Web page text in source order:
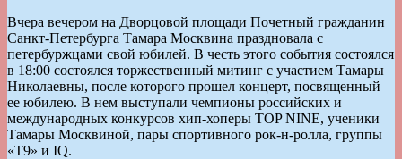
Вчера вечером на Дворцовой площади Почетный гражданин
Санкт-Петербурга Тамара Москвина праздновала с
петербуржцами свой юбилей. В честь этого события состоялся
в 18:00 состоялся торжественный митинг с участием Тамары
Николаевны, после которого прошел концерт, посвященный
ее юбилею. В нем выступали чемпионы российских и
международных конкурсов хип-хоперы TOP NINE, ученики
Тамары Москвиной, пары спортивного рок-н-ролла, группы
«Т9» и IQ.